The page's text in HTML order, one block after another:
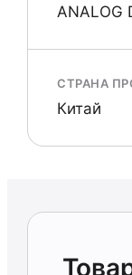
ANALOG
СТРАНА
Китай